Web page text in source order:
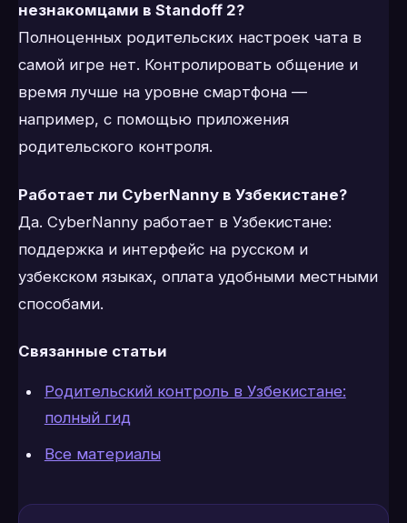
незнакомцами в Standoff 2?
Полноценных родительских настроек чата в
самой игре нет. Контролировать общение и
время лучше на уровне смартфона —
например, с помощью приложения
родительского контроля.
Работает ли CyberNanny в Узбекистане?
Да. CyberNanny работает в Узбекистане:
поддержка и интерфейс на русском и
узбекском языках, оплата удобными местными
способами.
Связанные статьи
Родительский контроль в Узбекистане:
полный гид
Все материалы